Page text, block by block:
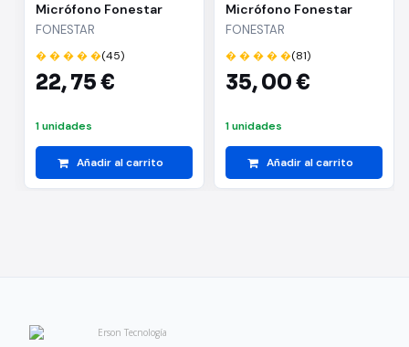
Micrófono Fonestar
WIN-U/ USB/ Negros
FONESTAR
� � � � �(45)
22,75 €
1 unidades
Añadir al carrito
Micrófono Fonestar
WIN/ Jack 3.5/ Negros
FONESTAR
� � � � �(81)
35,00 €
1 unidades
Añadir al carrito